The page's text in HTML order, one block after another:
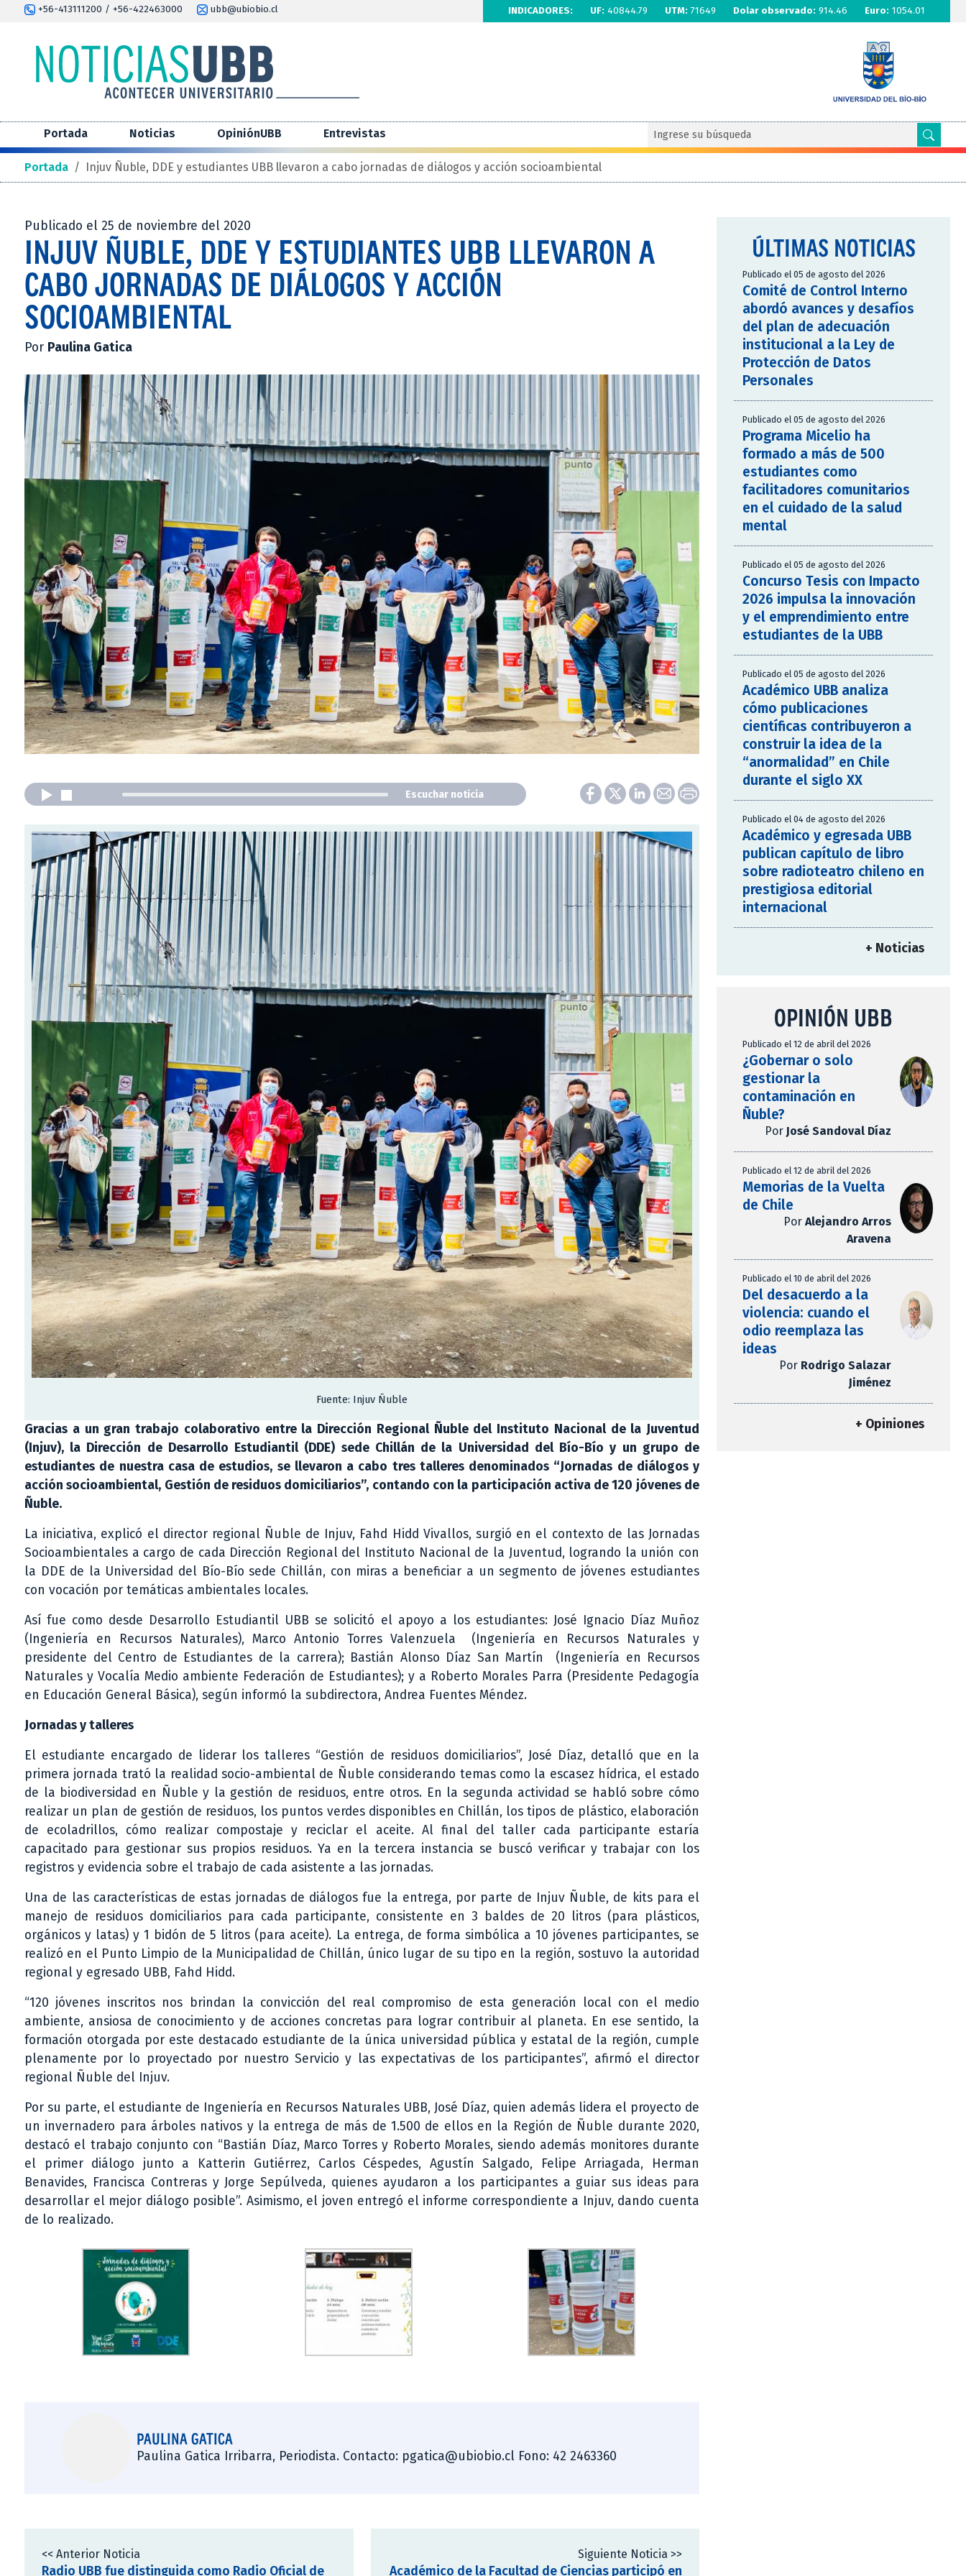
+56-413111200 / +56-422463000 ubb@ubiobio.cl INDICADORES: UF: 40844.79 UTM: 71649 Dolar observado: 914.46 Euro: 1054.01
Portada Noticias OpiniónUBB Entrevistas
Portada / Injuv Ñuble, DDE y estudiantes UBB llevaron a cabo jornadas de diálogos y acción socioambiental
Publicado el 25 de noviembre del 2020
INJUV ÑUBLE, DDE Y ESTUDIANTES UBB LLEVARON A
CABO JORNADAS DE DIÁLOGOS Y ACCIÓN
SOCIOAMBIENTAL
Por Paulina Gatica
Escuchar noticia
Fuente: Injuv Ñuble
Gracias a un gran trabajo colaborativo entre la Dirección Regional Ñuble del Instituto Nacional de la Juventud
(Injuv), la Dirección de Desarrollo Estudiantil (DDE) sede Chillán de la Universidad del Bío-Bío y un grupo de
estudiantes de nuestra casa de estudios, se llevaron a cabo tres talleres denominados “Jornadas de diálogos y
acción socioambiental, Gestión de residuos domiciliarios”, contando con la participación activa de 120 jóvenes de
Ñuble.
La iniciativa, explicó el director regional Ñuble de Injuv, Fahd Hidd Vivallos, surgió en el contexto de las Jornadas
Socioambientales a cargo de cada Dirección Regional del Instituto Nacional de la Juventud, logrando la unión con
la DDE de la Universidad del Bío-Bío sede Chillán, con miras a beneficiar a un segmento de jóvenes estudiantes
con vocación por temáticas ambientales locales.
Así fue como desde Desarrollo Estudiantil UBB se solicitó el apoyo a los estudiantes: José Ignacio Díaz Muñoz
(Ingeniería en Recursos Naturales), Marco Antonio Torres Valenzuela (Ingeniería en Recursos Naturales y
presidente del Centro de Estudiantes de la carrera); Bastián Alonso Díaz San Martín (Ingeniería en Recursos
Naturales y Vocalía Medio ambiente Federación de Estudiantes); y a Roberto Morales Parra (Presidente Pedagogía
en Educación General Básica), según informó la subdirectora, Andrea Fuentes Méndez.
Jornadas y talleres
El estudiante encargado de liderar los talleres “Gestión de residuos domiciliarios”, José Díaz, detalló que en la
primera jornada trató la realidad socio-ambiental de Ñuble considerando temas como la escasez hídrica, el estado
de la biodiversidad en Ñuble y la gestión de residuos, entre otros. En la segunda actividad se habló sobre cómo
realizar un plan de gestión de residuos, los puntos verdes disponibles en Chillán, los tipos de plástico, elaboración
de ecoladrillos, cómo realizar compostaje y reciclar el aceite. Al final del taller cada participante estaría
capacitado para gestionar sus propios residuos. Ya en la tercera instancia se buscó verificar y trabajar con los
registros y evidencia sobre el trabajo de cada asistente a las jornadas.
Una de las características de estas jornadas de diálogos fue la entrega, por parte de Injuv Ñuble, de kits para el
manejo de residuos domiciliarios para cada participante, consistente en 3 baldes de 20 litros (para plásticos,
orgánicos y latas) y 1 bidón de 5 litros (para aceite). La entrega, de forma simbólica a 10 jóvenes participantes, se
realizó en el Punto Limpio de la Municipalidad de Chillán, único lugar de su tipo en la región, sostuvo la autoridad
regional y egresado UBB, Fahd Hidd.
“120 jóvenes inscritos nos brindan la convicción del real compromiso de esta generación local con el medio
ambiente, ansiosa de conocimiento y de acciones concretas para lograr contribuir al planeta. En ese sentido, la
formación otorgada por este destacado estudiante de la única universidad pública y estatal de la región, cumple
plenamente por lo proyectado por nuestro Servicio y las expectativas de los participantes”, afirmó el director
regional Ñuble del Injuv.
Por su parte, el estudiante de Ingeniería en Recursos Naturales UBB, José Díaz, quien además lidera el proyecto de
un invernadero para árboles nativos y la entrega de más de 1.500 de ellos en la Región de Ñuble durante 2020,
destacó el trabajo conjunto con “Bastián Díaz, Marco Torres y Roberto Morales, siendo además monitores durante
el primer diálogo junto a Katterin Gutiérrez, Carlos Céspedes, Agustín Salgado, Felipe Arriagada, Herman
Benavides, Francisca Contreras y Jorge Sepúlveda, quienes ayudaron a los participantes a guiar sus ideas para
desarrollar el mejor diálogo posible”. Asimismo, el joven entregó el informe correspondiente a Injuv, dando cuenta
de lo realizado.
PAULINA GATICA
Paulina Gatica Irribarra, Periodista. Contacto: pgatica@ubiobio.cl Fono: 42 2463360
<< Anterior Noticia
Radio UBB fue distinguida como Radio Oficial de
Siguiente Noticia >>
Académico de la Facultad de Ciencias participó en
ÚLTIMAS NOTICIAS
Publicado el 05 de agosto del 2026
Comité de Control Interno
abordó avances y desafíos
del plan de adecuación
institucional a la Ley de
Protección de Datos
Personales
Publicado el 05 de agosto del 2026
Programa Micelio ha
formado a más de 500
estudiantes como
facilitadores comunitarios
en el cuidado de la salud
mental
Publicado el 05 de agosto del 2026
Concurso Tesis con Impacto
2026 impulsa la innovación
y el emprendimiento entre
estudiantes de la UBB
Publicado el 05 de agosto del 2026
Académico UBB analiza
cómo publicaciones
científicas contribuyeron a
construir la idea de la
“anormalidad” en Chile
durante el siglo XX
Publicado el 04 de agosto del 2026
Académico y egresada UBB
publican capítulo de libro
sobre radioteatro chileno en
prestigiosa editorial
internacional
+ Noticias
OPINIÓN UBB
Publicado el 12 de abril del 2026
¿Gobernar o solo
gestionar la
contaminación en
Ñuble?
Por José Sandoval Díaz
Publicado el 12 de abril del 2026
Memorias de la Vuelta
de Chile
Por Alejandro Arros
Aravena
Publicado el 10 de abril del 2026
Del desacuerdo a la
violencia: cuando el
odio reemplaza las
ideas
Por Rodrigo Salazar
Jiménez
+ Opiniones